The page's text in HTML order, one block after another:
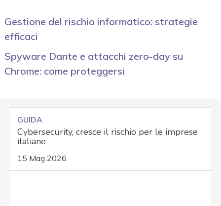
Gestione del rischio informatico: strategie
efficaci
Spyware Dante e attacchi zero-day su
Chrome: come proteggersi
GUIDA
Cybersecurity, cresce il rischio per le imprese
italiane
15 Mag 2026